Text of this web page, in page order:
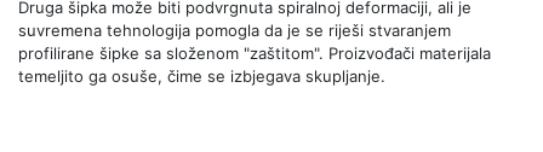
Druga šipka može biti podvrgnuta spiralnoj deformaciji, ali je
suvremena tehnologija pomogla da je se riješi stvaranjem
profilirane šipke sa složenom "zaštitom". Proizvođači materijala
temeljito ga osuše, čime se izbjegava skupljanje.